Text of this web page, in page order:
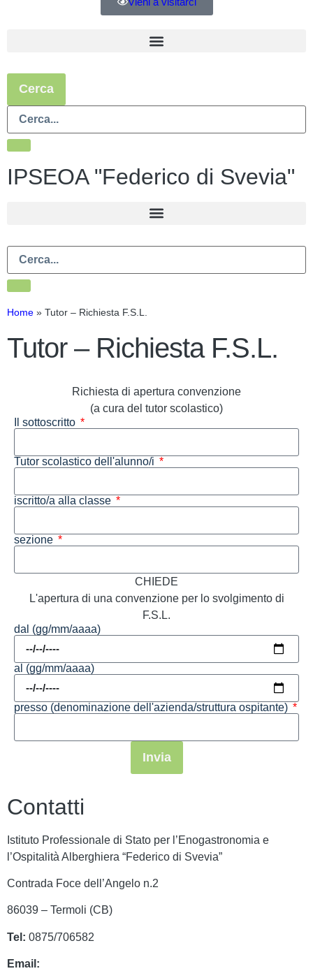
Cerca
IPSEOA "Federico di Svevia"
Home » Tutor – Richiesta F.S.L.
Tutor – Richiesta F.S.L.
Richiesta di apertura convenzione
(a cura del tutor scolastico)
Il sottoscritto
Tutor scolastico dell'alunno/i
iscritto/a alla classe
sezione
CHIEDE
L'apertura di una convenzione per lo svolgimento di
F.S.L.
dal (gg/mm/aaaa)
al (gg/mm/aaaa)
presso (denominazione dell'azienda/struttura ospitante)
Invia
Contatti
Istituto Professionale di Stato per l’Enogastronomia e
l’Ospitalità Alberghiera “Federico di Svevia”
Contrada Foce dell’Angelo n.2
86039 – Termoli (CB)
Tel: 0875/706582
Email: